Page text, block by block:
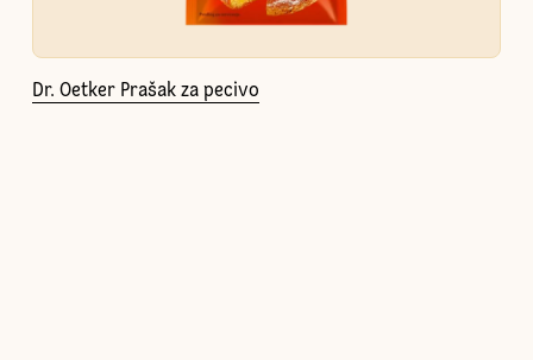
Dr. Oetker Prašak za pecivo